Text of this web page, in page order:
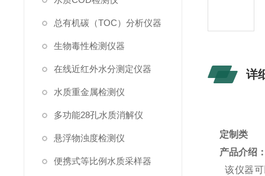
总有机碳（TOC）分析仪器
生物毒性检测仪器
在线近红外水分测定仪器
水质重金属检测仪
多功能28孔水质消解仪
悬浮物浊度检测仪
便携式等比例水质采样器
详
定制类
产品介绍
该仪器